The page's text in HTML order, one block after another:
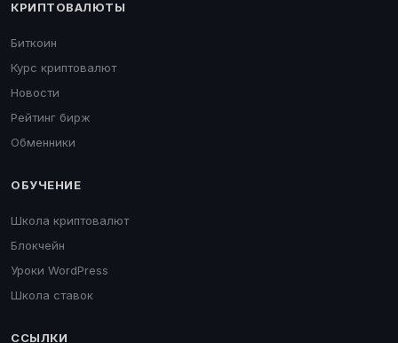
КРИПТОВАЛЮТЫ
Биткоин
Курс криптовалют
Новости
Рейтинг бирж
Обменники
ОБУЧЕНИЕ
Школа криптовалют
Блокчейн
Уроки WordPress
Школа ставок
ССЫЛКИ